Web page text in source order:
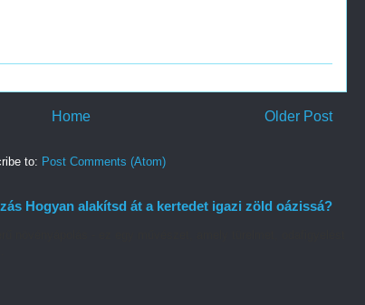
Older Post
Home
to: Post Comments (Atom)
Hogyan alakítsd át a kertedet igazi zöld oázissá?